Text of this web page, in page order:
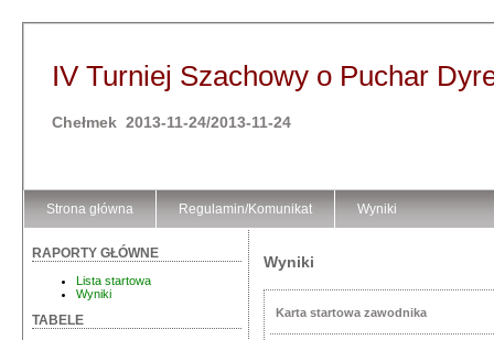
IV Turniej Szachowy o Puchar
Chełmek 2013-11-24/2013-11-24
Strona główna Regulamin/Komunikat Wyniki
RAPORTY GŁÓWNE
Lista startowa
Wyniki
TABELE
Wyniki
Karta startowa zawodnika